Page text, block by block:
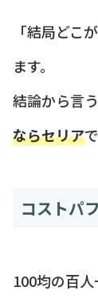
「結局どこ
ます。
結論から言う
ならセリア
コストパ
100均の百